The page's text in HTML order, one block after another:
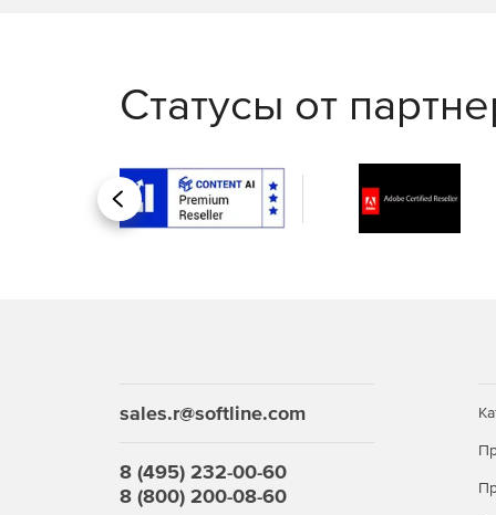
Статусы от
Назад
sales.r@softline.com
8 (495) 232-00-60
8 (800) 200-08-60